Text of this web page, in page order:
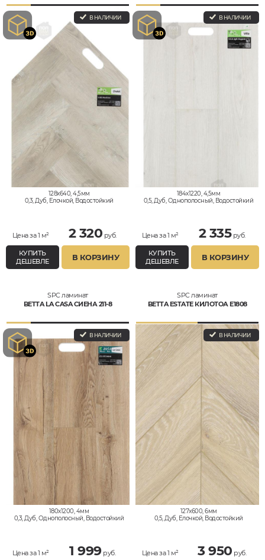
В НАЛИЧИИ
128x640, 4,5мм
0,3, Дуб, Елочкой, Водостойкий
Цена за 1 м² 2 320 руб.
КУПИТЬ
ДЕШЕВЛЕ
В КОРЗИНУ
В НАЛИЧИИ
184x1220, 4,5мм
0,5, Дуб, Однополосный, Водостойкий
Цена за 1 м² 2 335руб.
КУПИТЬ
ДЕШЕВЛЕ
В КОРЗИНУ
SPC ламинат
BETTA LA CASA СИЕНА 211-8
В НАЛИЧИИ
180x1200, 4мм
0,3, Дуб, Однополосный, Водостойкий
Цена за 1 м² 1 999руб.
SPC ламинат
BETTA ESTATE КИЛОТОА E1808
В НАЛИЧИИ
127x600, 6мм
0,5, Дуб, Елочкой, Водостойкий
Цена за 1 м² 3 950 руб.